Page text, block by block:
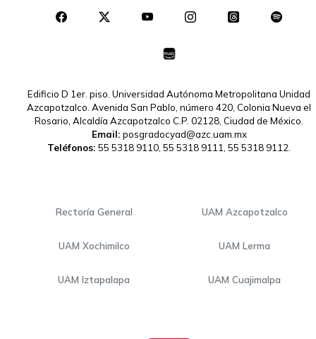
Edificio D 1er. piso. Universidad Autónoma Metropolitana Unidad
Azcapotzalco. Avenida San Pablo, número 420, Colonia Nueva el
Rosario, Alcaldía Azcapotzalco C.P. 02128, Ciudad de México.
Email: posgradocyad@azc.uam.mx
Teléfonos:55 5318 9110, 55 5318 9111, 55 5318 9112.
Rectoría General UAM Azcapotzalco
UAM Xochimilco UAM Lerma
UAM Iztapalapa UAM Cuajimalpa